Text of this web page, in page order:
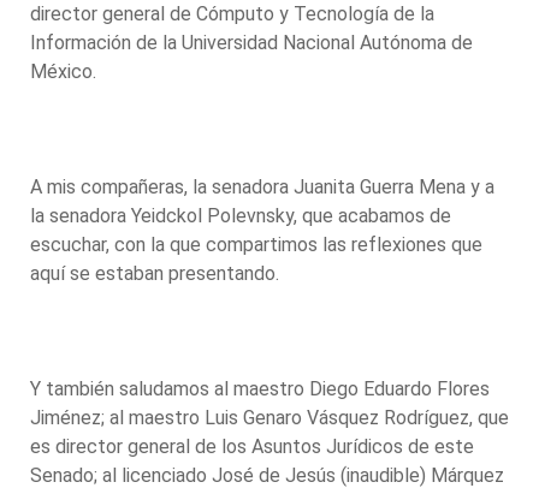
director general de Cómputo y Tecnología de la
Información de la Universidad Nacional Autónoma de
México.
A mis compañeras, la senadora Juanita Guerra Mena y a
la senadora Yeidckol Polevnsky, que acabamos de
escuchar, con la que compartimos las reflexiones que
aquí se estaban presentando.
Y también saludamos al maestro Diego Eduardo Flores
Jiménez; al maestro Luis Genaro Vásquez Rodríguez, que
es director general de los Asuntos Jurídicos de este
Senado; al licenciado José de Jesús (inaudible) Márquez